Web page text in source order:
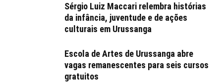
Sérgio Luiz Maccari relembra histórias
da infância, juventude e de ações
culturais em Urussanga
Escola de Artes de Urussanga abre
vagas remanescentes para seis cursos
gratuitos